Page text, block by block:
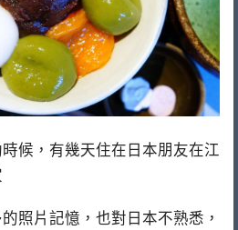
候，有幾天住在日本朋友在江
照片記憶，也對日本不熟悉，